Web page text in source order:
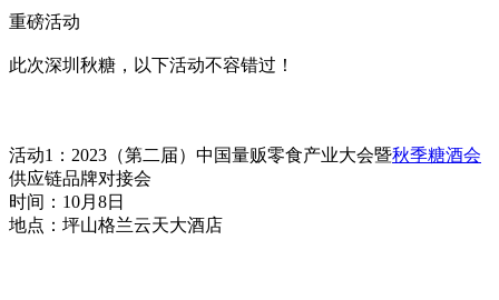
重磅活动
此次深圳秋糖，以下活动不容错过！
活动1：2023（第二届）中国量贩零食产业大会暨秋季糖酒会
供应链品牌对接会
时间：10月8日
地点：坪山格兰云天大酒店